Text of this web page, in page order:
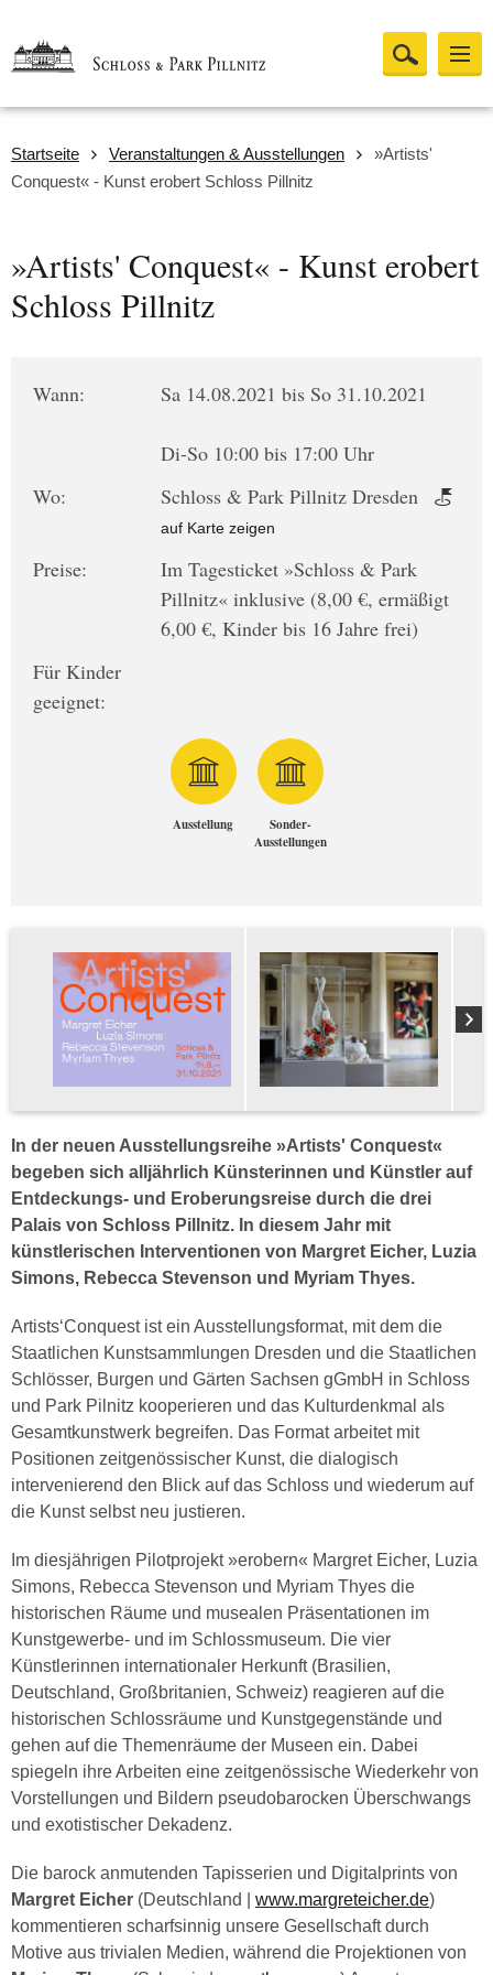
Startseite Veranstaltungen & Ausstellungen
»Artists'
Conquest« - Kunst erobert Schloss Pillnitz
»Artists' Conquest« - Kunst erobert
Schloss Pillnitz
Wann: Sa 14.08.2021 bis So 31.10.2021
Di-So 10:00 bis 17:00 Uhr
Wo:
Schloss & Park Pillnitz Dresden
auf Karte zeigen
Preise:
Im Tagesticket »Schloss & Park
Pillnitz« inklusive (8,00 €, ermäßigt
6,00 €, Kinder bis 16 Jahre frei)
Für Kinder
geeignet:
Ausstellung
Sonder-
Ausstellungen
In der neuen Ausstellungsreihe »Artists' Conquest«
begeben sich alljährlich Künsterinnen und Künstler auf
Entdeckungs- und Eroberungsreise durch die drei
Palais von Schloss Pillnitz. In diesem Jahr mit
künstlerischen Interventionen von Margret Eicher, Luzia
Simons, Rebecca Stevenson und Myriam Thyes.
Artists‘Conquest ist ein Ausstellungsformat, mit dem die
Staatlichen Kunstsammlungen Dresden und die Staatlichen
Schlösser, Burgen und Gärten Sachsen gGmbH in Schloss
und Park Pilnitz kooperieren und das Kulturdenkmal als
Gesamtkunstwerk begreifen. Das Format arbeitet mit
Positionen zeitgenössischer Kunst, die dialogisch
intervenierend den Blick auf das Schloss und wiederum auf
die Kunst selbst neu justieren.
Im diesjährigen Pilotprojekt »erobern« Margret Eicher, Luzia
Simons, Rebecca Stevenson und Myriam Thyes die
historischen Räume und musealen Präsentationen im
Kunstgewerbe- und im Schlossmuseum. Die vier
Künstlerinnen internationaler Herkunft (Brasilien,
Deutschland, Großbritanien, Schweiz) reagieren auf die
historischen Schlossräume und Kunstgegenstände und
gehen auf die Themenräume der Museen ein. Dabei
spiegeln ihre Arbeiten eine zeitgenössische Wiederkehr von
Vorstellungen und Bildern pseudobarocken Überschwangs
und exotistischer Dekadenz.
Die barock anmutenden Tapisserien und Digitalprints von
Margret Eicher (Deutschland | www.margreteicher.de)
kommentieren scharfsinnig unsere Gesellschaft durch
Motive aus trivialen Medien, während die Projektionen von